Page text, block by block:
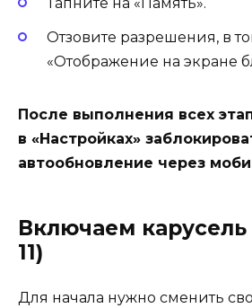
Отзовите разрешения, в
«Отображение на экране
После выполнения всех
в «Настройках»
автообновление через
Включаем
11)
Для начала нужно сменить